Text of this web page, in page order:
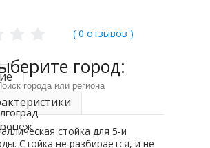
( 0 отзывов )
стойка для 5-и
Стойка не разбирается, и не
город: